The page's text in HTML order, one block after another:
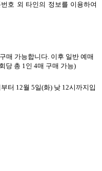
번호 외 타인의 정보를 이용하여
매 가능합니다. 이후 일반 예매
회당 총 1인 4매 구매 가능)
터 12월 5일(화) 낮 12시까지입